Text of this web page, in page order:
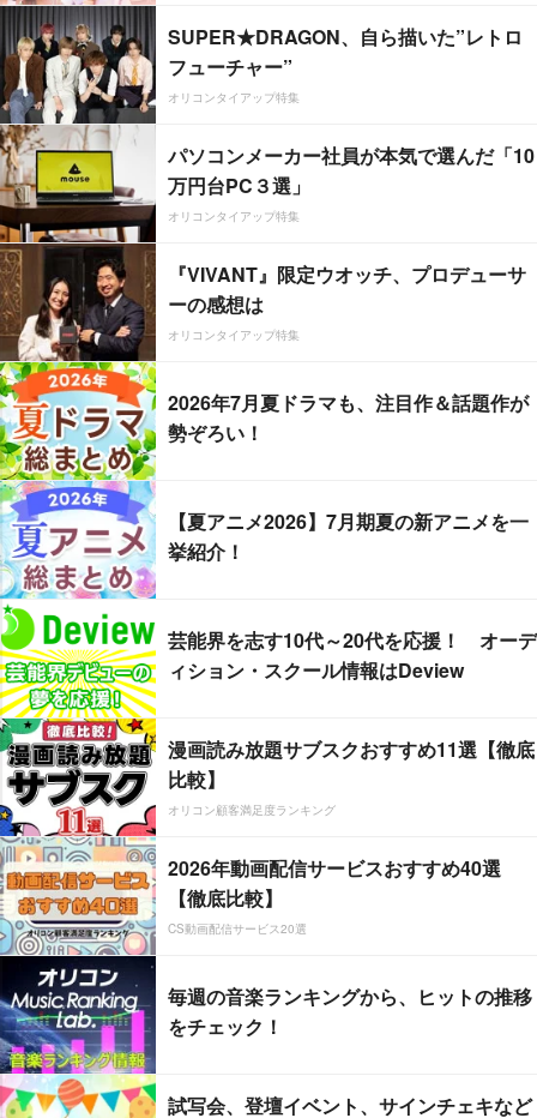
SUPER★DRAGON、自ら描いた”レトロ
フューチャー”
オリコンタイアップ特集
パソコンメーカー社員が本気で選んだ「10
万円台PC３選」
オリコンタイアップ特集
『VIVANT』限定ウオッチ、プロデューサ
ーの感想は
オリコンタイアップ特集
2026年7月夏ドラマも、注目作＆話題作が
勢ぞろい！
【夏アニメ2026】7月期夏の新アニメを一
挙紹介！
芸能界を志す10代～20代を応援！ オーデ
ィション・スクール情報はDeview
漫画読み放題サブスクおすすめ11選【徹底
比較】
オリコン顧客満足度ランキング
2026年動画配信サービスおすすめ40選
【徹底比較】
CS動画配信サービス20選
毎週の音楽ランキングから、ヒットの推移
をチェック！
試写会、登壇イベント、サインチェキなど